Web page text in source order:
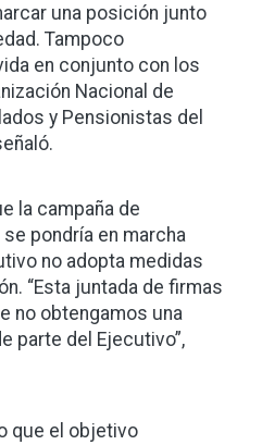
una posición junto
Tampoco
en conjunto con los
Nacional de
y Pensionistas del
la campaña de
pondría en marcha
no adopta medidas
“Esta juntada de firmas
no obtengamos una
parte del Ejecutivo”,
que el objetivo